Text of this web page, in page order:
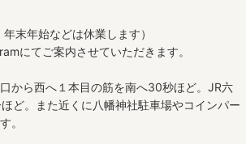
末年始などは休業します）
にてご案内させていただきます。
から西へ１本目の筋を南へ30秒ほど。JR六
ど。また近くに八幡神社駐車場やコインパー
。